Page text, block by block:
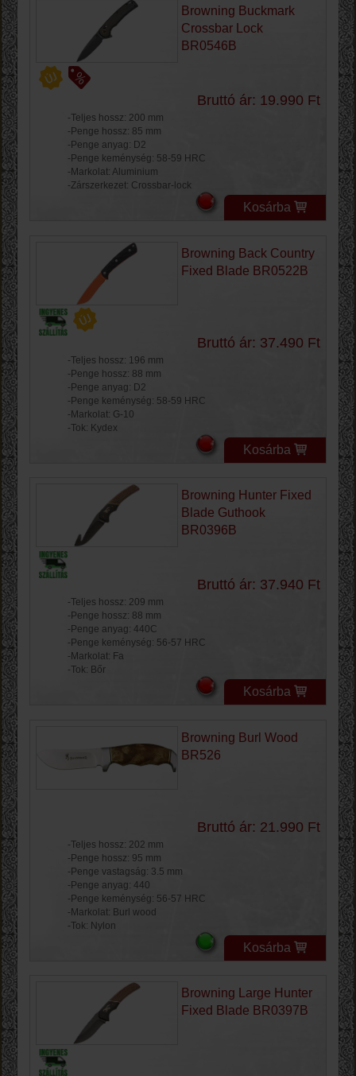
Browning Buckmark
Crossbar Lock
BR0546B
Bruttó ár: 19.990 Ft
-Teljes hossz: 200 mm
-Penge hossz: 85 mm
-Penge anyag: D2
-Penge keménység: 58-59 HRC
-Markolat: Aluminium
-Zárszerkezet: Crossbar-lock
Kosárba
Browning Back Country
Fixed Blade BR0522B
Bruttó ár: 37.490 Ft
-Teljes hossz: 196 mm
-Penge hossz: 88 mm
-Penge anyag: D2
-Penge keménység: 58-59 HRC
-Markolat: G-10
-Tok: Kydex
Kosárba
Browning Hunter Fixed
Blade Guthook
BR0396B
Bruttó ár: 37.940 Ft
-Teljes hossz: 209 mm
-Penge hossz: 88 mm
-Penge anyag: 440C
-Penge keménység: 56-57 HRC
-Markolat: Fa
-Tok: Bőr
Kosárba
Browning Burl Wood
BR526
Bruttó ár: 21.990 Ft
-Teljes hossz: 202 mm
-Penge hossz: 95 mm
-Penge vastagság: 3.5 mm
-Penge anyag: 440
-Penge keménység: 56-57 HRC
-Markolat: Burl wood
-Tok: Nylon
Kosárba
Browning Large Hunter
Fixed Blade BR0397B